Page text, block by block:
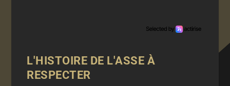
L'HISTOIRE DE L'ASSE À
RESPECTER